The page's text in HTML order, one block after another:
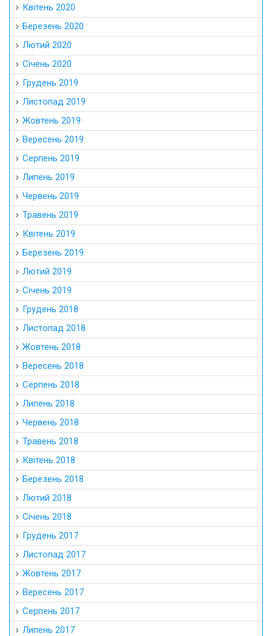
Квітень 2020
Березень 2020
Лютий 2020
Січень 2020
Грудень 2019
Листопад 2019
Жовтень 2019
Вересень 2019
Серпень 2019
Липень 2019
Червень 2019
Травень 2019
Квітень 2019
Березень 2019
Лютий 2019
Січень 2019
Грудень 2018
Листопад 2018
Жовтень 2018
Вересень 2018
Серпень 2018
Липень 2018
Червень 2018
Травень 2018
Квітень 2018
Березень 2018
Лютий 2018
Січень 2018
Грудень 2017
Листопад 2017
Жовтень 2017
Вересень 2017
Серпень 2017
Липень 2017